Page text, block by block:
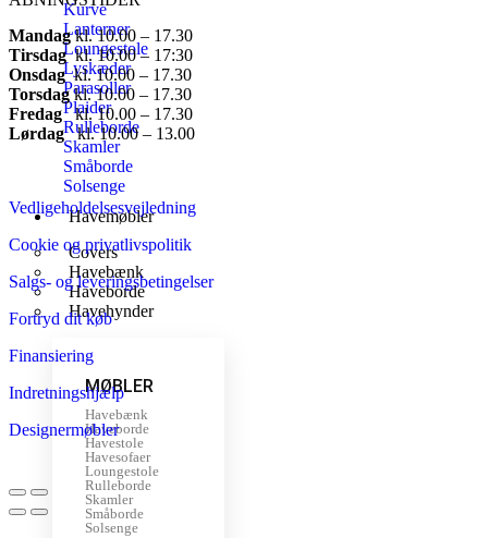
Kurve
Lanterner
Loungestole
Lyskæder
Parasoller
Plaider
Rulleborde
Skamler
Småborde
Solsenge
Havemøbler
Covers
Havebænk
Haveborde
Havehynder
MØBLER
Havebænk
Haveborde
Havestole
Havesofaer
Loungestole
Rulleborde
Skamler
Småborde
Solsenge
Mandag​ kl. 10.00 – 17.30​
Tirsdag​ kl. 10.00 – 17:30​
Onsdag​ kl. 10.00 – 17.30​
Torsdag​ kl. 10.00 – 17.30​
Fredag​ kl. 10.00 – 17.30​
Lørdag​ kl. 10.00 – 13.00
Vedligeholdelsesvejledning
Cookie og privatlivspolitik
Salgs- og leveringsbetingelser
Fortryd dit køb
Finansiering
Indretningshjælp
Designermøbler